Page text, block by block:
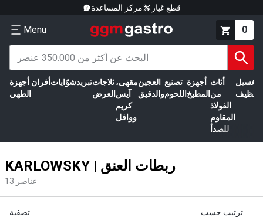
مركز المساعدة قطع غيار
Menu 0
أجهزة
الطهي
أفران شوّاياتتبريدثلاجات
العرض
مقهى،
آيس
كريم
ووافل
العجين
والدقيق
تصنيع
اللحوم
أجهزة
المطبخ
أثاث
من
الفولاذ
المقاوم
للصدأ
الغسيل
KARLOWSKY | ربطات العنق
13 عناصر
تصفية ترتيب حسب